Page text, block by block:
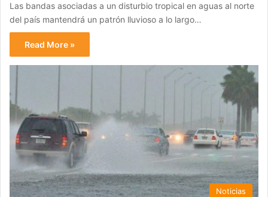
Las bandas asociadas a un disturbio tropical en aguas al norte
del país mantendrá un patrón lluvioso a lo largo…
Read More »
Noticias